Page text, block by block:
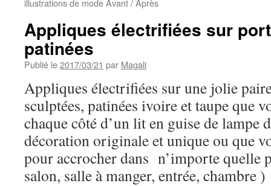
illustrations de mode Avant / Après
Appliques électrifiées sur
patinées
Publié le2017/03/21 par Magali
Appliques électrifiées sur une jolie
sculptées, patinées ivoire et taupe que
chaque côté d’un lit en guise de lampe
décoration originale et unique ou que
pour accrocher dans n’importe quelle
salon, salle à manger, entrée, chambre )